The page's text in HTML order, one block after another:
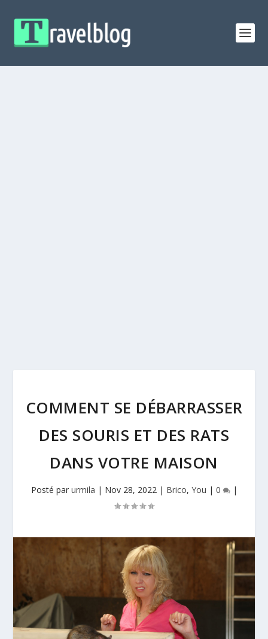
COMMENT SE DÉBARRASSER
DES SOURIS ET DES RATS
DANS VOTRE MAISON
Posté par urmila | Nov 28, 2022| Brico, You | 0 |